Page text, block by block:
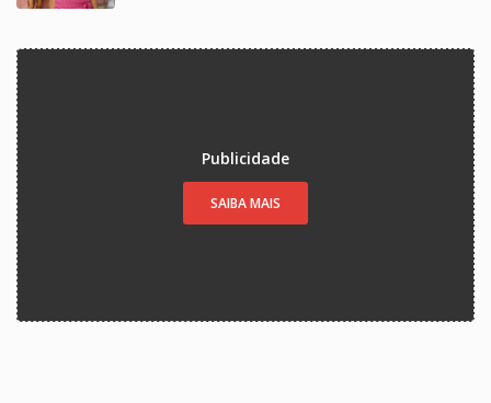
Publicidade
SAIBA MAIS